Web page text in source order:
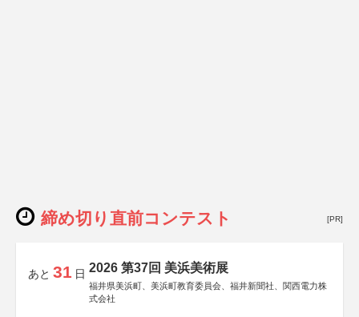
締め切り直前コンテスト [PR]
あと 31 日 2026 第37回 美浜美術展
福井県美浜町、美浜町教育委員会、福井新聞社、関西電力株
式会社